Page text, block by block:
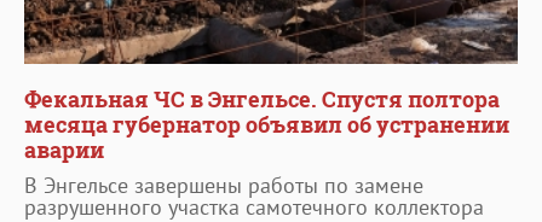
Фекальная ЧС в Энгельсе. Спустя полтора
месяца губернатор объявил об устранении
аварии
В Энгельсе завершены работы по замене
разрушенного участка самотечного коллектора